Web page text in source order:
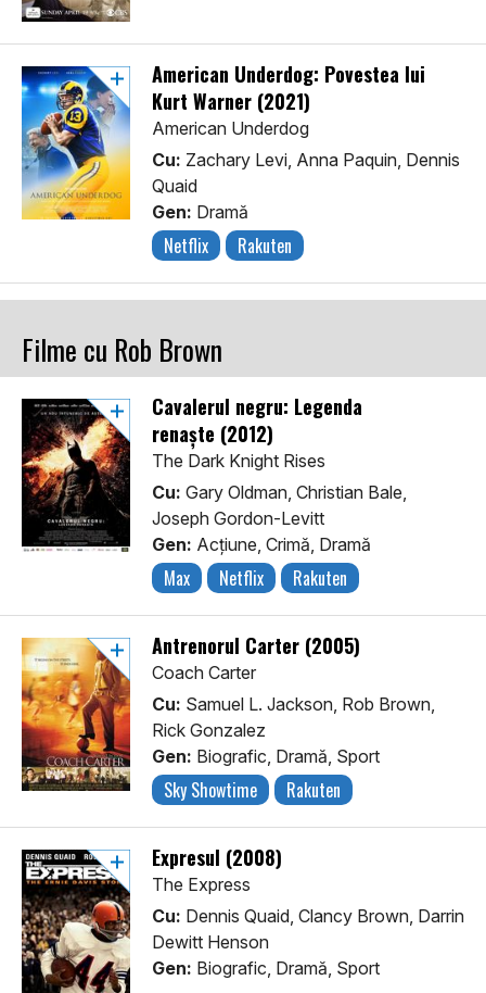
American Underdog: Povestea lui
Kurt Warner (2021)
American Underdog
Cu: Zachary Levi, Anna Paquin, Dennis
Quaid
Gen: Dramă
Netflix Rakuten
Filme cu Rob Brown
Cavalerul negru: Legenda
renaște (2012)
The Dark Knight Rises
Cu: Gary Oldman, Christian Bale,
Joseph Gordon-Levitt
Gen: Acţiune, Crimă, Dramă
Max Netflix Rakuten
Antrenorul Carter (2005)
Coach Carter
Cu: Samuel L. Jackson, Rob Brown,
Rick Gonzalez
Gen: Biografic, Dramă, Sport
Sky Showtime Rakuten
Expresul (2008)
The Express
Cu: Dennis Quaid, Clancy Brown, Darrin
Dewitt Henson
Gen: Biografic, Dramă, Sport